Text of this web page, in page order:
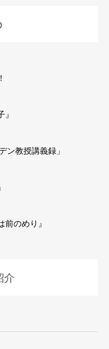
ン教授講義録」
前のめり』
介